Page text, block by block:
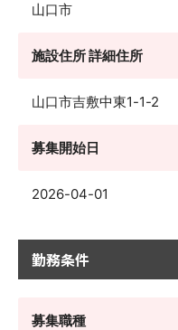
山口市
施設住所 詳細住所
山口市吉敷中東1-1-2
募集開始日
2026-04-01
勤務条件
募集職種